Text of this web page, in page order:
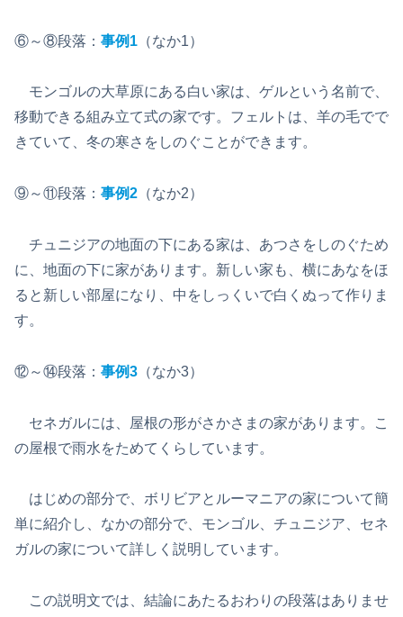
⑥～⑧段落： 事例1 （なか1）
モンゴルの大草原にある白い家は、ゲルという名前で、
移動できる組み立て式の家です。フェルトは、羊の毛でで
きていて、冬の寒さをしのぐことができます。
⑨～⑪段落： 事例2 （なか2）
チュニジアの地面の下にある家は、あつさをしのぐため
に、地面の下に家があります。新しい家も、横にあなをほ
ると新しい部屋になり、中をしっくいで白くぬって作りま
す。
⑫～⑭段落： 事例3 （なか3）
セネガルには、屋根の形がさかさまの家があります。こ
の屋根で雨水をためてくらしています。
はじめの部分で、ボリビアとルーマニアの家について簡
単に紹介し、なかの部分で、モンゴル、チュニジア、セネ
ガルの家について詳しく説明しています。
この説明文では、結論にあたるおわりの段落はありませ